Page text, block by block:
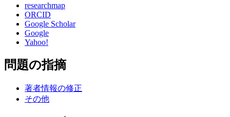
researchmap
ORCID
Google Scholar
Google
Yahoo!
問題の指摘
著者情報の修正
その他